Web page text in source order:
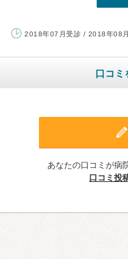
2018年07月受診 / 2018年08
口コミ
あなたの口コミが病
口コミ投